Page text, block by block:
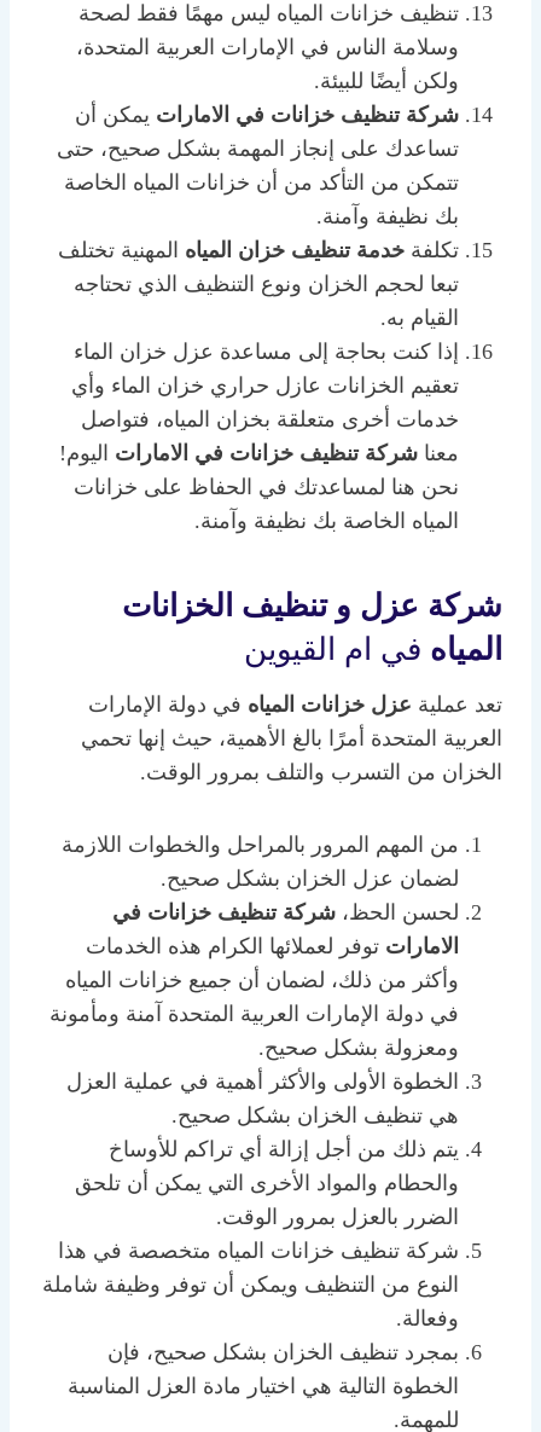
تنظيف خزانات المياه ليس مهمًا فقط لصحة
وسلامة الناس في الإمارات العربية المتحدة،
ولكن أيضًا للبيئة.
شركة تنظيف خزانات في الامارات يمكن أن
تساعدك على إنجاز المهمة بشكل صحيح، حتى
تتمكن من التأكد من أن خزانات المياه الخاصة
بك نظيفة وآمنة.
تكلفة خدمة تنظيف خزان المياه المهنية تختلف
تبعا لحجم الخزان ونوع التنظيف الذي تحتاجه
القيام به.
إذا كنت بحاجة إلى مساعدة عزل خزان الماء
تعقيم الخزانات عازل حراري خزان الماء وأي
خدمات أخرى متعلقة بخزان المياه، فتواصل
معنا شركة تنظيف خزانات في الامارات اليوم!
نحن هنا لمساعدتك في الحفاظ على خزانات
المياه الخاصة بك نظيفة وآمنة.
شركة عزل و تنظيف الخزانات
المياه في ام القيوين
تعد عملية عزل خزانات المياه في دولة الإمارات
العربية المتحدة أمرًا بالغ الأهمية، حيث إنها تحمي
الخزان من التسرب والتلف بمرور الوقت.
من المهم المرور بالمراحل والخطوات اللازمة
لضمان عزل الخزان بشكل صحيح.
لحسن الحظ، شركة تنظيف خزانات في
الامارات توفر لعملائها الكرام هذه الخدمات
وأكثر من ذلك، لضمان أن جميع خزانات المياه
في دولة الإمارات العربية المتحدة آمنة ومأمونة
ومعزولة بشكل صحيح.
الخطوة الأولى والأكثر أهمية في عملية العزل
هي تنظيف الخزان بشكل صحيح.
يتم ذلك من أجل إزالة أي تراكم للأوساخ
والحطام والمواد الأخرى التي يمكن أن تلحق
الضرر بالعزل بمرور الوقت.
شركة تنظيف خزانات المياه متخصصة في هذا
النوع من التنظيف ويمكن أن توفر وظيفة شاملة
وفعالة.
بمجرد تنظيف الخزان بشكل صحيح، فإن
الخطوة التالية هي اختيار مادة العزل المناسبة
للمهمة.